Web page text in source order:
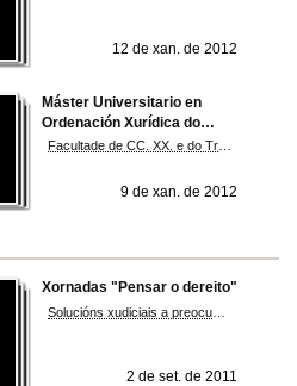
12 de xan. de 2012
Máster Universitario en
Ordenación Xurídica do
Mercado
9 de xan. de 2012
Xornadas "Pensar o dereito"
2 de set. de 2011